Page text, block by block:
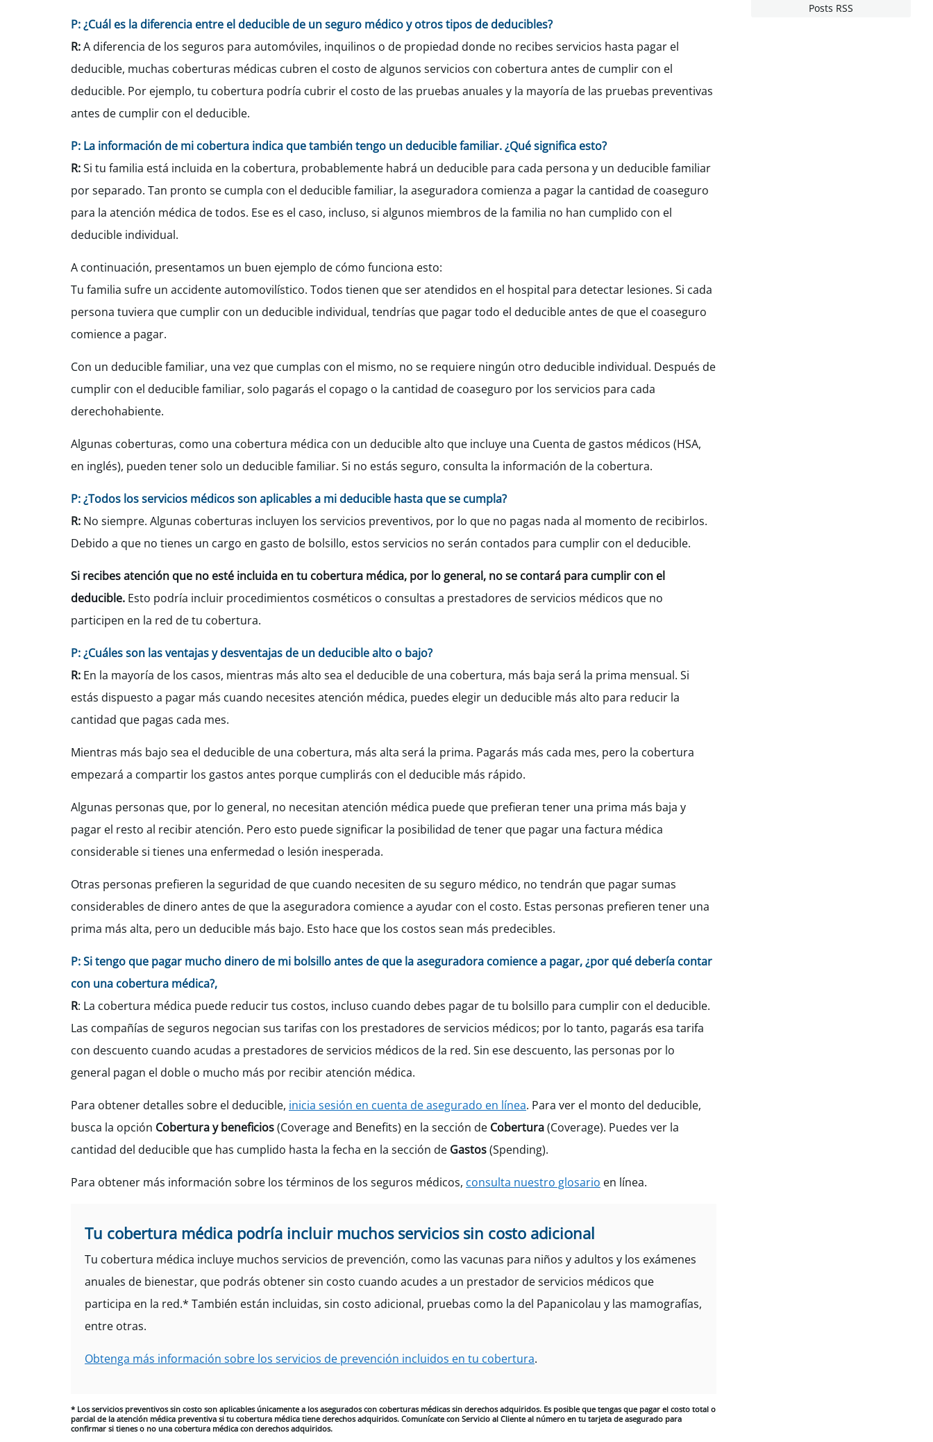
Posts RSS
P: ¿Cuál es la diferencia entre el deducible de un seguro médico y otros tipos de deducibles?
R:A diferencia de los seguros para automóviles, inquilinos o de propiedad donde no recibes servicios hasta pagar el
deducible, muchas coberturas médicas cubren el costo de algunos servicios con cobertura antes de cumplir con el
deducible. Por ejemplo, tu cobertura podría cubrir el costo de las pruebas anuales y la mayoría de las pruebas preventivas
antes de cumplir con el deducible.
P: La información de mi cobertura indica que también tengo un deducible familiar. ¿Qué significa esto?
R:Si tu familia está incluida en la cobertura, probablemente habrá un deducible para cada persona y un deducible familiar
por separado. Tan pronto se cumpla con el deducible familiar, la aseguradora comienza a pagar la cantidad de coaseguro
para la atención médica de todos. Ese es el caso, incluso, si algunos miembros de la familia no han cumplido con el
deducible individual.
A continuación, presentamos un buen ejemplo de cómo funciona esto:
Tu familia sufre un accidente automovilístico. Todos tienen que ser atendidos en el hospital para detectar lesiones. Si cada
persona tuviera que cumplir con un deducible individual, tendrías que pagar todo el deducible antes de que el coaseguro
comience a pagar.
Con un deducible familiar, una vez que cumplas con el mismo, no se requiere ningún otro deducible individual. Después de
cumplir con el deducible familiar, solo pagarás el copago o la cantidad de coaseguro por los servicios para cada
derechohabiente.
Algunas coberturas, como una cobertura médica con un deducible alto que incluye una Cuenta de gastos médicos (HSA,
en inglés), pueden tener solo un deducible familiar. Si no estás seguro, consulta la información de la cobertura.
P: ¿Todos los servicios médicos son aplicables a mi deducible hasta que se cumpla?
R: No siempre. Algunas coberturas incluyen los servicios preventivos, por lo que no pagas nada al momento de recibirlos.
Debido a que no tienes un cargo en gasto de bolsillo, estos servicios no serán contados para cumplir con el deducible.
Si recibes atención que no esté incluida en tu cobertura médica, por lo general, no se contará para cumplir con el
deducible. Esto podría incluir procedimientos cosméticos o consultas a prestadores de servicios médicos que no
participen en la red de tu cobertura.
P: ¿Cuáles son las ventajas y desventajas de un deducible alto o bajo?
R: En la mayoría de los casos, mientras más alto sea el deducible de una cobertura, más baja será la prima mensual. Si
estás dispuesto a pagar más cuando necesites atención médica, puedes elegir un deducible más alto para reducir la
cantidad que pagas cada mes.
Mientras más bajo sea el deducible de una cobertura, más alta será la prima. Pagarás más cada mes, pero la cobertura
empezará a compartir los gastos antes porque cumplirás con el deducible más rápido.
Algunas personas que, por lo general, no necesitan atención médica puede que prefieran tener una prima más baja y
pagar el resto al recibir atención. Pero esto puede significar la posibilidad de tener que pagar una factura médica
considerable si tienes una enfermedad o lesión inesperada.
Otras personas prefieren la seguridad de que cuando necesiten de su seguro médico, no tendrán que pagar sumas
considerables de dinero antes de que la aseguradora comience a ayudar con el costo. Estas personas prefieren tener una
prima más alta, pero un deducible más bajo. Esto hace que los costos sean más predecibles.
P: Si tengo que pagar mucho dinero de mi bolsillo antes de que la aseguradora comience a pagar, ¿por qué debería contar
con una cobertura médica?,
R: La cobertura médica puede reducir tus costos, incluso cuando debes pagar de tu bolsillo para cumplir con el deducible.
Las compañías de seguros negocian sus tarifas con los prestadores de servicios médicos; por lo tanto, pagarás esa tarifa
con descuento cuando acudas a prestadores de servicios médicos de la red. Sin ese descuento, las personas por lo
general pagan el doble o mucho más por recibir atención médica.
Para obtener detalles sobre el deducible, inicia sesión en cuenta de asegurado en línea. Para ver el monto del deducible,
busca la opción Cobertura y beneficios(Coverage and Benefits) en la sección de Cobertura(Coverage). Puedes ver la
cantidad del deducible que has cumplido hasta la fecha en la sección de Gastos(Spending).
Para obtener más información sobre los términos de los seguros médicos, consulta nuestro glosario en línea.
Tu cobertura médica podría incluir muchos servicios sin costo adicional
Tu cobertura médica incluye muchos servicios de prevención, como las vacunas para niños y adultos y los exámenes
anuales de bienestar, que podrás obtener sin costo cuando acudes a un prestador de servicios médicos que
participa en la red.* También están incluidas, sin costo adicional, pruebas como la del Papanicolau y las mamografías,
entre otras.
Obtenga más información sobre los servicios de prevención incluidos en tu cobertura.
* Los servicios preventivos sin costo son aplicables únicamente a los asegurados con coberturas médicas sin derechos adquiridos. Es posible que tengas que pagar el costo total o
parcial de la atención médica preventiva si tu cobertura médica tiene derechos adquiridos. Comunícate con Servicio al Cliente al número en tu tarjeta de asegurado para
confirmar si tienes o no una cobertura médica con derechos adquiridos.